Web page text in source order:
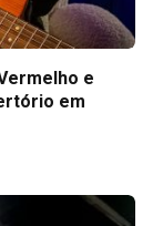
e
em